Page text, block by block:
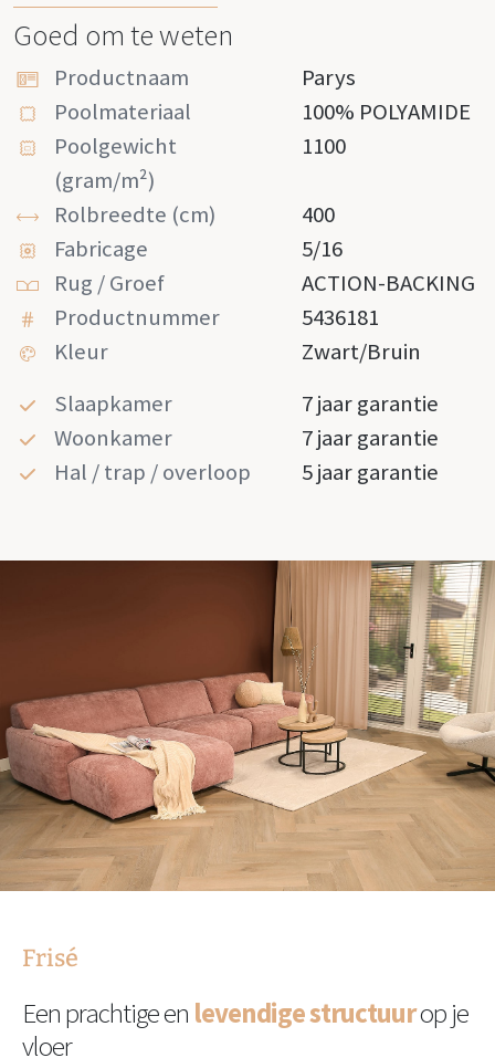
Goed om te weten
Productnaam
Parys
Poolmateriaal
100% POLYAMIDE
Poolgewicht
(gram/m²)
1100
Rolbreedte (cm)
400
Fabricage
5/16
Rug / Groef
ACTION-BACKING
Productnummer
5436181
Kleur
Zwart/bruin
Slaapkamer
7 jaar garantie
Woonkamer
7 jaar garantie
Hal / trap / overloop
5 jaar garantie
Frisé
Een prachtige en levendige structuurop je
vloer